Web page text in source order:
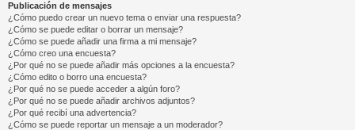
Publicación de mensajes
¿Cómo puedo crear un nuevo tema o enviar una respuesta?
¿Cómo se puede editar o borrar un mensaje?
¿Cómo se puede añadir una firma a mi mensaje?
¿Cómo creo una encuesta?
¿Por qué no se puede añadir más opciones a la encuesta?
¿Cómo edito o borro una encuesta?
¿Por qué no se puede acceder a algún foro?
¿Por qué no se puede añadir archivos adjuntos?
¿Por qué recibí una advertencia?
¿Cómo se puede reportar un mensaje a un moderador?